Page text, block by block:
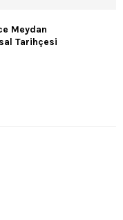
Meydan
Tarihçesi